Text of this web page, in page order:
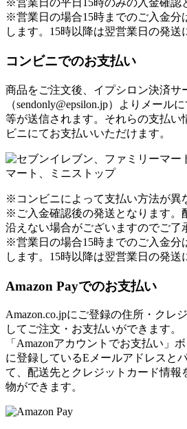
※営業日の平日15時のみの入金確認
※営業日の場合15時までのご入金分
します。15時以降は翌営業日の発送
コンビニでのお支払い
商品をご注文後、イプシロン決済サ
（sendonly@epsilon.jp）よりメール
等が送信されます。それらの支払い
ビニにてお支払いいただけます。
※コンビニによって支払い方法が異
※ご入金確認後の発送となります。
沿えない場合がございますのでご了
※営業日の場合15時までのご入金分
します。15時以降は翌営業日の発送
Amazon Payでのお支払い
Amazon.co.jpにご登録の住所・クレ
してご注文・お支払いができます。
「Amazonアカウントでお支払い」
に登録しているEメールアドレスと
て、配送先とクレジットカード情報
物ができます。